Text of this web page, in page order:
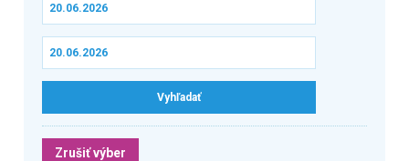
Zrušiť výber